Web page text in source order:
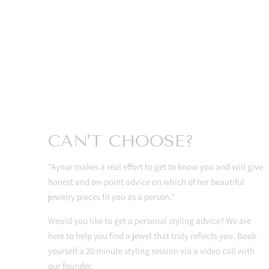
CAN’T CHOOSE?
"Aynur makes a real effort to get to know you and will give
honest and on-point advice on which of her beautiful
jewelry pieces fit you as a person."
Would you like to get a personal styling advice? We are
here to help you find a jewel that truly reflects you. Book
yourself a 20 minute styling session via a video call with
our founder.